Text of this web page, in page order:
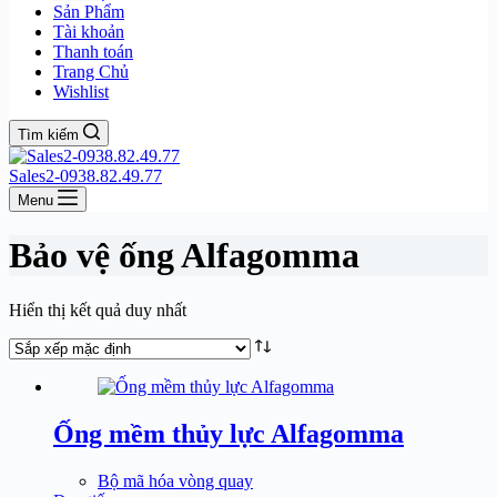
Sản Phẩm
Tài khoản
Thanh toán
Trang Chủ
Wishlist
Tìm kiếm
Sales2-0938.82.49.77
Menu
Bảo vệ ống Alfagomma
Hiển thị kết quả duy nhất
Ống mềm thủy lực Alfagomma
Bộ mã hóa vòng quay